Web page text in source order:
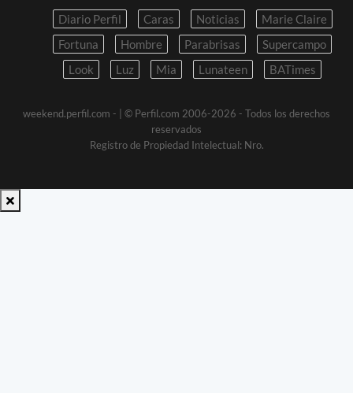
Diario Perfil Caras Noticias
Marie Claire
Fortuna
Hombre Parabrisas
Supercampo
Look
Luz Mia Lunateen BATimes
weekend.perfil.com -
| © Perfil.com 2006-2026 - Todos los derechos
reservados
Registro de Propiedad Intelectual: Nro.